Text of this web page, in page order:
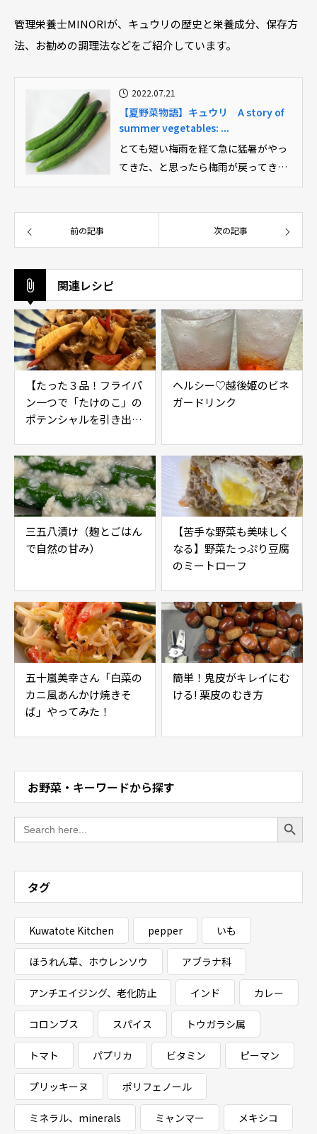
管理栄養士MINORIが、キュウリの歴史と栄養成分、保存方
法、お勧めの調理法などをご紹介しています。
2022.07.21
【夏野菜物語】キュウリ A story of
summer vegetables: ...
とても短い梅雨を経て急に猛暑がやっ
てきた、と思ったら梅雨が戻ってきた
ような不安定な気候ですね。すでに...
前の記事 次の記事
関連レシピ
【たった３品！フライパ
ン一つで「たけのこ」の
ポテンシャルを引き出す
ヘルシー♡越後姫のビネ
ガードリンク
三五八漬け（麹とごはん
で自然の甘み）
【苦手な野菜も美味しく
なる】野菜たっぷり豆腐
のミートローフ
五十嵐美幸さん「白菜の
カニ風あんかけ焼きそ
ば」やってみた！
簡単！鬼皮がキレイにむ
ける! 栗皮のむき方
お野菜・キーワードから探す
Search
for:
Search Button
タグ
Kuwatote Kitchen pepper いも
ほうれん草、ホウレンソウ アブラナ科
アンチエイジング、老化防止 インド カレー
コロンブス スパイス トウガラシ属
トマト パプリカ ビタミン ピーマン
プリッキーヌ ポリフェノール
ミネラル、minerals ミャンマー メキシコ